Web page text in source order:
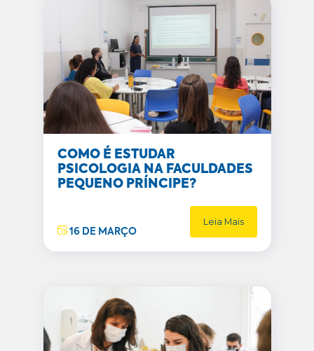
COMO É ESTUDAR
PSICOLOGIA NA FACULDADES
PEQUENO PRÍNCIPE?
16 DE MARÇO
Leia Mais